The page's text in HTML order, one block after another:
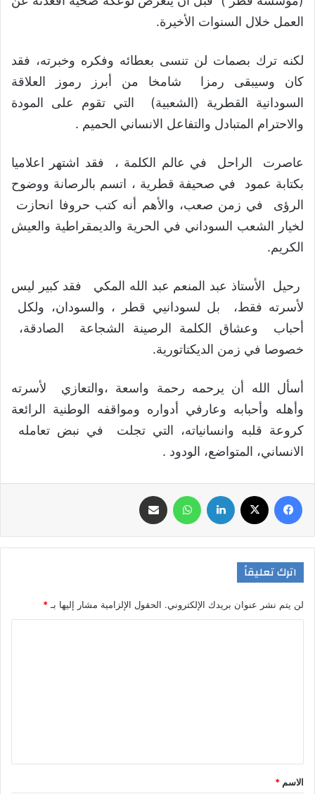
العمل خلال السنوات الأخيرة.
لكنه ترك بصمات لن تنسى بعطائه وفكره وخبرته، فقد
كان وسيبقى رمزا شامخا من أبرز رموز العلاقة
السودانية القطرية (الشعبية) التي تقوم على المودة
والاحترام المتبادل والتفاعل الانساني الحميم .
عاصرت الراحل في عالم الكلمة ، فقد اشتهر اعلاميا
بكتابة عمود في صحيفة قطرية ، اتسم بالرصانة ووضوح
الرؤى في زمن صعب، والأهم أنه كتب حروفا انحازت
لخيار الشعب السوداني في الحرية والديمقراطية والعيش
الكريم.
رحيل الأستاذ عبد المنعم عبد الله المكي فقد كبير ليس
لأسرته فقط، بل لسودانيي قطر ، والسودان، ولكل
أحباب وعشاق الكلمة الرصينة الشجاعة الصادقة،
خصوصا في زمن الديكتاتورية.
أسأل الله أن يرحمه رحمة واسعة ،والتعازي لأسرته
وأهله وأحبابه وعارفي أدواره ومواقفه الوطنية الرائعة
كروعة قلبه وانسانياته، التي تجلت في نبض تعامله
الانساني، المتواضع، الودود .
اترك تعليقاً
لن يتم نشر عنوان بريدك الإلكتروني. الحقول الإلزامية مشار إليها بـ *
*
الاسم *